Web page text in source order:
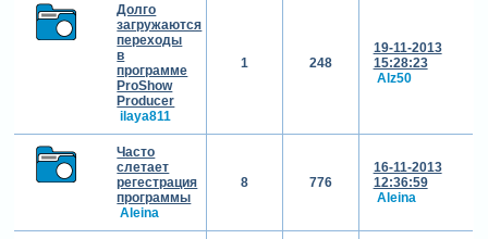
Долго
загружаются
переходы
в
программе
ProShow
Producer
ilaya811
1 248
19-11-2013
15:28:23
Alz50
Часто
слетает
регестрация
программы
Aleina
8 776
16-11-2013
12:36:59
Aleina